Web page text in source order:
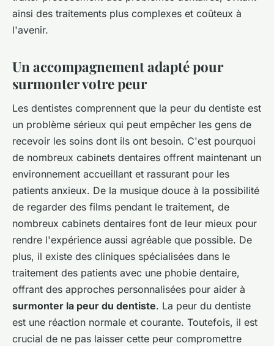
ainsi des traitements plus complexes et coûteux à
l'avenir.
Un accompagnement adapté pour
surmonter votre peur
Les dentistes comprennent que la peur du dentiste est
un problème sérieux qui peut empêcher les gens de
recevoir les soins dont ils ont besoin. C'est pourquoi
de nombreux cabinets dentaires offrent maintenant un
environnement accueillant et rassurant pour les
patients anxieux. De la musique douce à la possibilité
de regarder des films pendant le traitement, de
nombreux cabinets dentaires font de leur mieux pour
rendre l'expérience aussi agréable que possible. De
plus, il existe des cliniques spécialisées dans le
traitement des patients avec une phobie dentaire,
offrant des approches personnalisées pour aider à
surmonter la peur du dentiste. La peur du dentiste
est une réaction normale et courante. Toutefois, il est
crucial de ne pas laisser cette peur compromettre